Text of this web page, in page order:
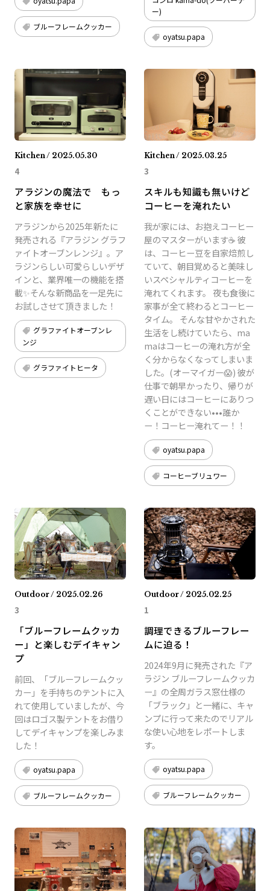
ブルーフレームクッカー
ー)
oyatsu.papa
Kitchen / 2025.05.30
4
アラジンの魔法で もっ
と家族を幸せに
アラジンから2025年新たに
発売される『アラジン グラフ
ァイトオーブンレンジ』。ア
ラジンらしい可愛らしいデザ
インと、業界唯一の機能を搭
載✨そんな新商品を一足先に
お試しさせて頂きました！
グラファイトオーブンレ
ンジ
グラファイトヒータ
Kitchen / 2025.03.25
3
スキルも知識も無いけど
コーヒーを淹れたい
我が家には、お抱えコーヒー
屋のマスターがいます☕️ 彼
は、コーヒー豆を自家焙煎し
ていて、朝目覚めると美味し
いスペシャルティコーヒーを
淹れてくれます。 夜も食後に
家事が全て終わるとコーヒー
タイム。 そんな甘やかされた
生活をし続けていたら、ma
maはコーヒーの淹れ方が全
く分からなくなってしまいま
した。(オーマイガー😱) 彼が
仕事で朝早かったり、帰りが
遅い日にはコーヒーにありつ
くことができない•••誰か
ー！コーヒー淹れてー！！
oyatsu.papa
コーヒーブリュワー
Outdoor / 2025.02.26
3
「ブルーフレームクッカ
ー」と楽しむデイキャン
プ
前回、「ブルーフレームクッ
カー」を手持ちのテントに入
れて使用していましたが、今
回はロゴス製テントをお借り
してデイキャンプを楽しみま
した！
oyatsu.papa
ブルーフレームクッカー
Outdoor / 2025.02.25
1
調理できるブルーフレー
ムに迫る！
2024年9月に発売された『ア
ラジン ブルーフレームクッカ
ー』の全周ガラス窓仕様の
「ブラック」と一緒に、キャ
ンプに行って来たのでリアル
な使い心地をレポートしま
す。
oyatsu.papa
ブルーフレームクッカー